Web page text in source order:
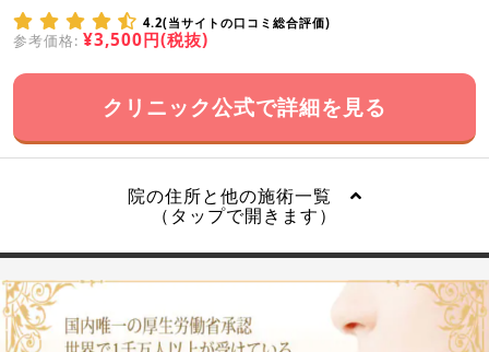
4.2(当サイトの口コミ総合評価)
参考価格: ¥3,500円(税抜)
クリニック公式で詳細を見る
院の住所と他の施術一覧
（タップで開きます）